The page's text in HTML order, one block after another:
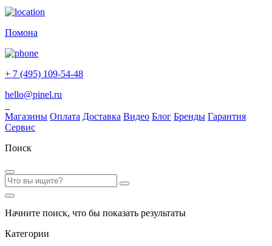
Помона
+ 7 (495) 109-54-48
hello@pinel.ru
Магазины Оплата Доставка Видео Блог Бренды Гарантия
Сервис
Поиск
Начните поиск, что бы показать результаты
Категории